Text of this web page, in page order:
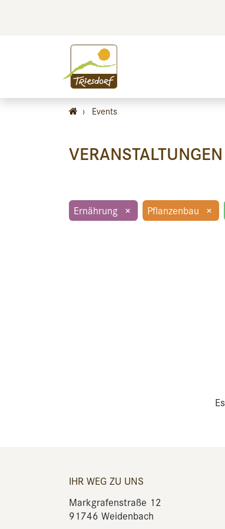
› Events
VERANSTALTUNGEN
Ernährung × Pflanzenbau ×
IHR WEG ZU UNS
Markgrafenstraße 12
91746 Weidenbach